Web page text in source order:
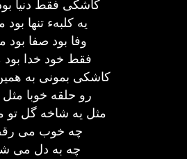
کاشکی فقط دنیا
یه کلبهء تنها بود
وفا بود صفا بود
فقط خود خدا بود
کاشکی بمونی به
رو حلقه خوبا مثل
مثل یه شاخه گل تو
چه خوب می
چه به دل می